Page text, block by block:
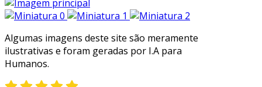
Algumas imagens deste site são meramente
ilustrativas e foram geradas por I.A para
Humanos.